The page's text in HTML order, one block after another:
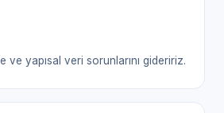
ve yapısal veri sorunlarını gideririz.